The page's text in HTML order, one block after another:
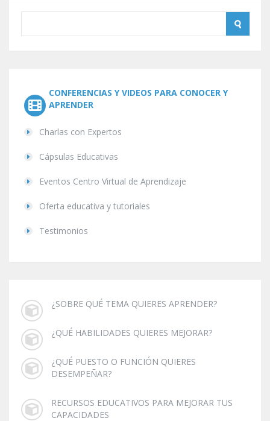
CONFERENCIAS Y VIDEOS PARA CONOCER Y
APRENDER
Charlas con Expertos
Cápsulas Educativas
Eventos Centro Virtual de Aprendizaje
Oferta educativa y tutoriales
Testimonios
¿SOBRE QUÉ TEMA QUIERES APRENDER?
¿QUÉ HABILIDADES QUIERES MEJORAR?
¿QUÉ PUESTO O FUNCIÓN QUIERES
DESEMPEÑAR?
RECURSOS EDUCATIVOS PARA MEJORAR TUS
CAPACIDADES